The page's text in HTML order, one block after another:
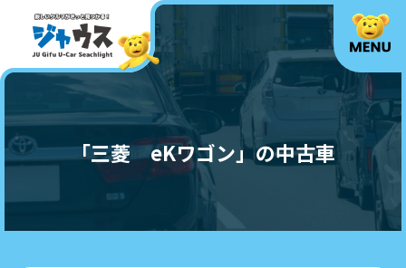
「三菱 eKワゴン」の中古車